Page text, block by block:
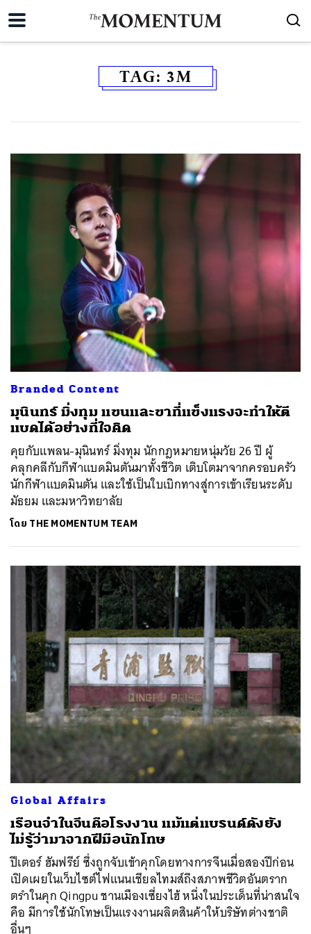
TAG: 3M
Branded Content
มุนินทร์ มิ่งทุม แขนและขาที่แข็งแรงจะทำให้ตี
แบดได้อย่างที่ใจคิด
คุยกับแพลน-มุนินทร์ มิ่งทุม นักกฎหมายหนุ่มวัย 26 ปี ผู้
คลุกคลีกับกีฬาแบดมินตันมาทั้งชีวิต เติบโตมาจากครอบครัว
นักกีฬาแบดมินตัน และใช้เป็นใบเบิกทางสู่การเข้าเรียนระดับ
มัธยม และมหาวิทยาลัย
โดย THE MOMENTUM TEAM
Global Affairs
เรือนจำในจีนคือโรงงาน แม้แต่แบรนด์ดังยัง
ไม่รู้ว่ามาจากฝีมือนักโทษ
ปีเตอร์ ฮัมฟรีย์ ซึ่งถูกจับเข้าคุกโดยทางการจีนเมื่อสองปีก่อน
เปิดเผยในเว็บไซต์ไฟแนนเชียลไทมส์ถึงสภาพชีวิตอันตราก
ตรำในคุก Qingpu ชานเมืองเซี่ยงไฮ้ หนึ่งในประเด็นที่น่าสนใจ
คือ มีการใช้นักโทษเป็นแรงงานผลิตสินค้าให้บริษัทต่างชาติ
อื่นๆ
SHARE TWEET LINE EMAIL